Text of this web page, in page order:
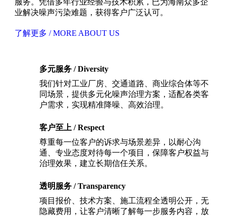
业解决噪声污染难题，获得客户广泛认可。
了解更多 / MORE ABOUT US
多元服务 / Diversity
我们针对工业厂房、交通道路、商业综合体等不
同场景，提供多元化噪声治理方案，适配各类客
户需求，实现精准降噪、高效治理。
客户至上 / Respect
尊重每一位客户的诉求与场景差异，以耐心沟
通、专业态度对待每一个项目，保障客户权益与
治理效果，建立长期信任关系。
透明服务 / Transparency
项目报价、技术方案、施工流程全透明公开，无
隐藏费用，让客户清晰了解每一步服务内容，放